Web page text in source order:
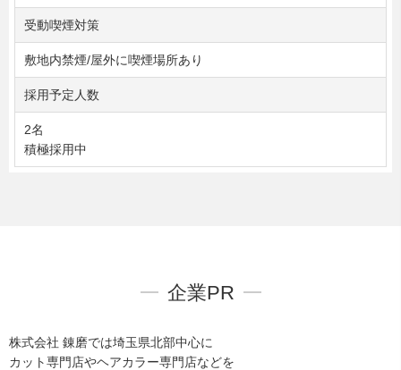
受動喫煙対策
敷地内禁煙/屋外に喫煙場所あり
採用予定人数
2名
積極採用中
企業PR
株式会社 錬磨では埼玉県北部中心に
カット専門店やヘアカラー専門店などを